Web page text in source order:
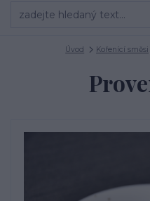
Úvod Kořenící směsi